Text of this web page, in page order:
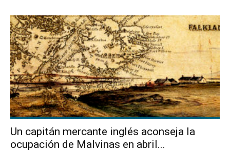
Un capitán mercante inglés aconseja la
ocupación de Malvinas en abril...